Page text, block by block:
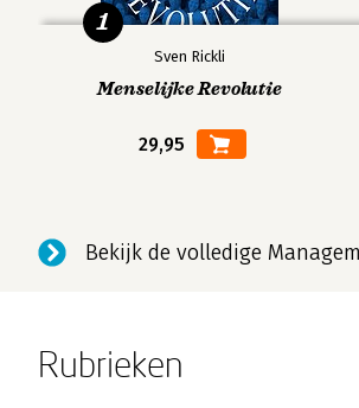
Sven Rickli
Menselijke Revolutie
29,95
1
Bekijk de volledige
Rubrieken